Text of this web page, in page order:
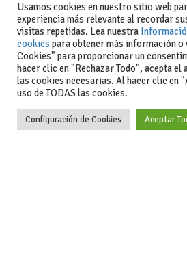
Actualidad
Coches de ocasión: guía completa para
Usamos cookies en nuestro sitio web
experiencia más relevante al recordar
visitas repetidas. Lea nuestra
cookies para obtener más información o
Cookies" para proporcionar un
hacer clic en "Rechazar Todo", acepta el
las cookies necesarias. Al hacer clic en
uso de TODAS las cookies.
Configuración de Cookies Aceptar